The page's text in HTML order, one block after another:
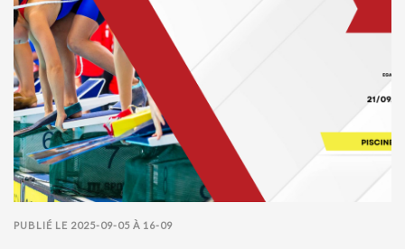
PUBLIÉ LE 2025-09-05 À 16-09